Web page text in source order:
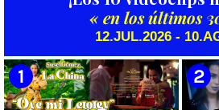
Animado - Dirección: Ian
Padrón
« en los últimos
12.JUL.2026 -